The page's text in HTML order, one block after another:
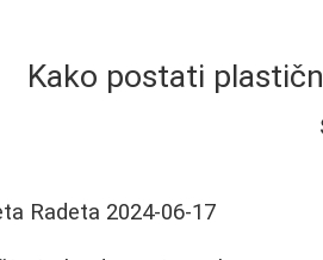
Kako postati
Radeta 2024-06-17